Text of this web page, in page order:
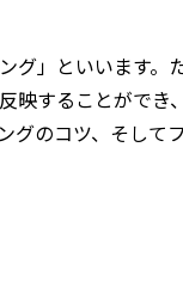
グ」といいます。
映することができ
グのコツ、そして